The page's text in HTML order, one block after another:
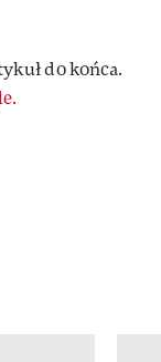
do końca.